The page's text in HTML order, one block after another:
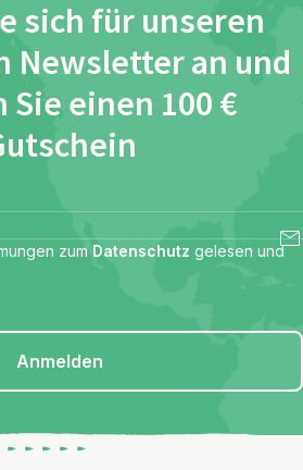
sich für unseren
Newsletter an und
einen 100 €
zum Datenschutz gelesen und
Anmelden